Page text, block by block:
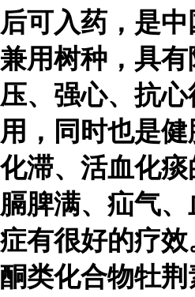
后可入药，是
兼用树种，具
压、强心、抗
用，同时也是
化滞、活血化
膈脾满、疝气
症有很好的疗
酮类化合物牡